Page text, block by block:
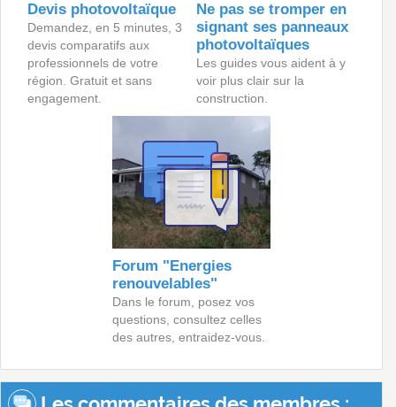
Devis photovoltaïque
Demandez, en 5 minutes, 3
devis comparatifs aux
professionnels de votre
région. Gratuit et sans
engagement.
Ne pas se tromper en
signant ses panneaux
photovoltaïques
Les guides vous aident à y
voir plus clair sur la
construction.
Forum "Energies
renouvelables"
Dans le forum, posez vos
questions, consultez celles
des autres, entraidez-vous.